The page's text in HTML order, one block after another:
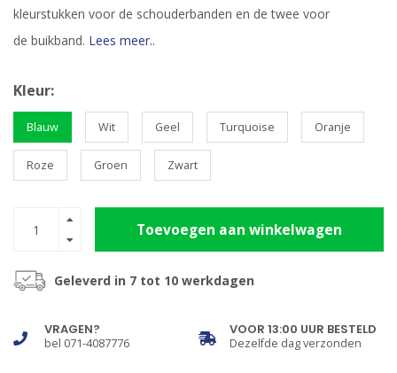
kleurstukken voor de schouderbanden en de twee voor
de buikband. Lees meer..
Kleur:
Blauw Wit Geel Turquoise Oranje
Roze Groen Zwart
Toevoegen aan winkelwagen
Geleverd in 7 tot 10 werkdagen
VRAGEN?
bel 071-4087776
VOOR 13:00 UUR BESTELD
Dezelfde dag verzonden